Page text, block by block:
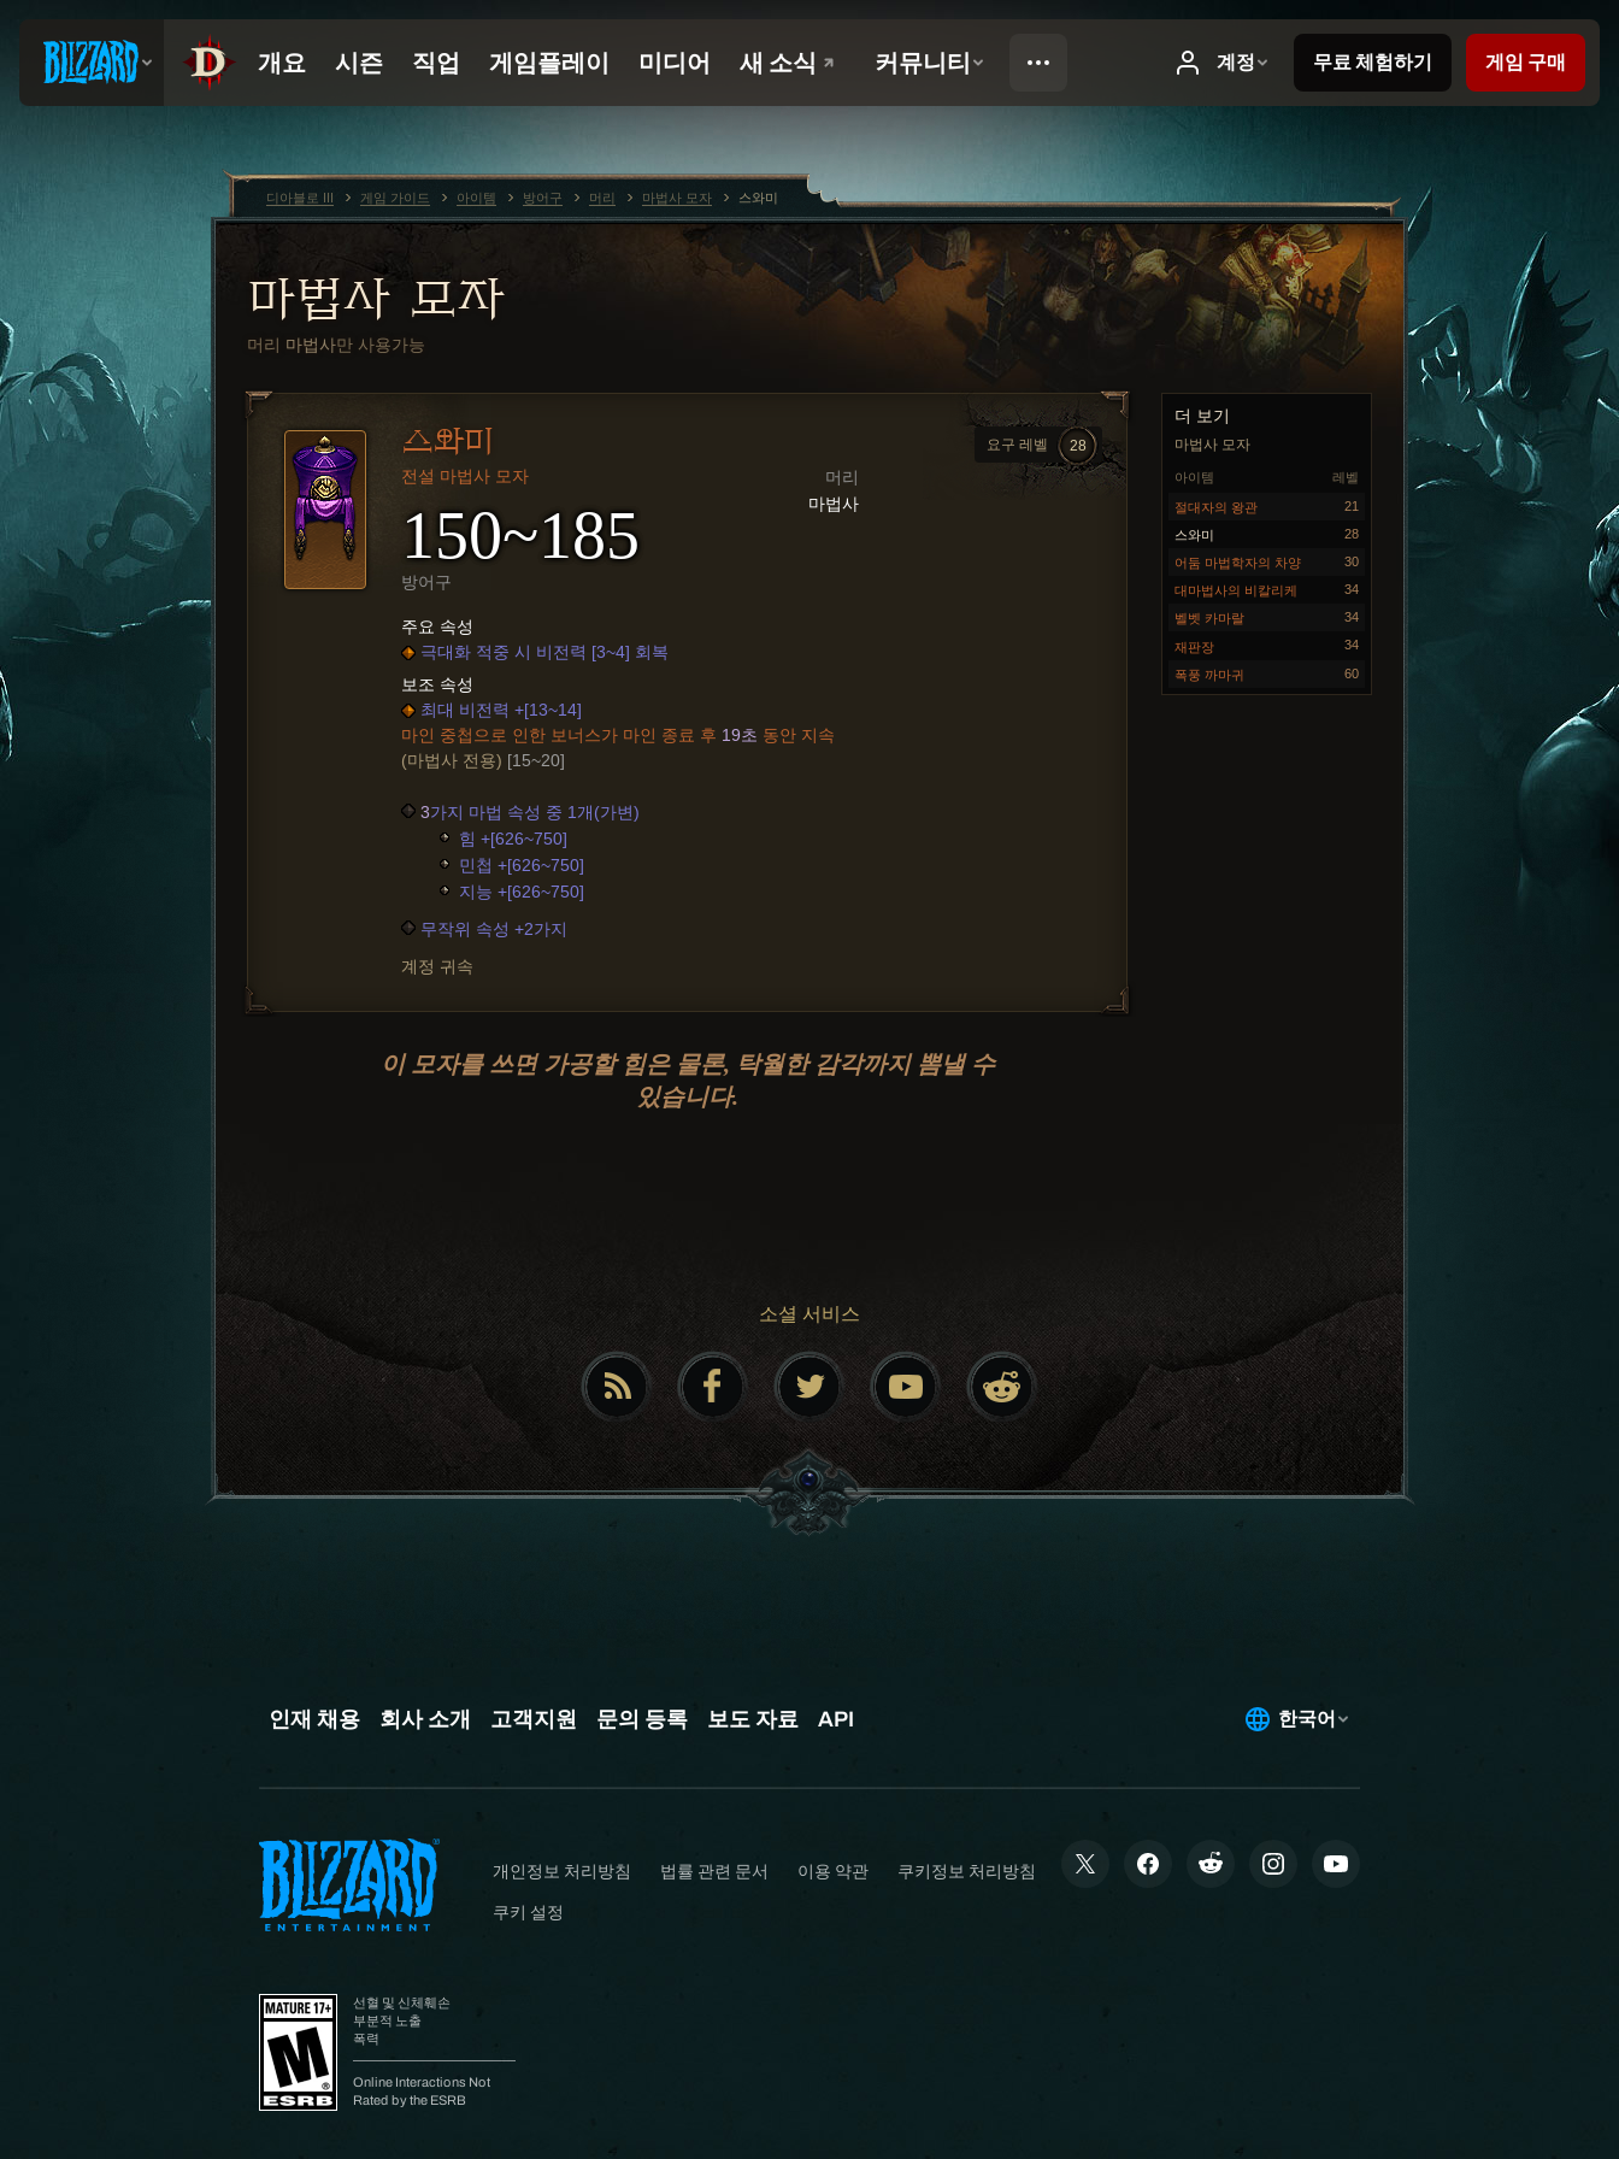
마법사 모자
머리 마법사만 사용가능
더 보기
마법사 모자
레벨
아이템
절대자의 왕관 21
스와미 28
어둠 마법학자의 차양 30
대마법사의 비칼리케 34
벨벳 카마랄 34
재판장 34
폭풍 까마귀 60
요구 레벨 28
스와미
머리
마법사
전설 마법사 모자
150~185
방어구
주요 속성
극대화 적중 시 비전력 [3~4] 회복
보조 속성
최대 비전력 +[13~14]
마인 중첩으로 인한 보너스가 마인 종료 후 19초 동안 지속
(마법사 전용) [15~20]
3가지 마법 속성 중 1개(가변)
힘 +[626~750]
민첩 +[626~750]
지능 +[626~750]
무작위 속성 +2가지
계정 귀속
이 모자를 쓰면 가공할 힘은 물론, 탁월한 감각까지 뽐낼 수
있습니다.
소셜 서비스
디아블로 III 게임 가이드 아이템 방어구 머리 마법사 모자 스와미